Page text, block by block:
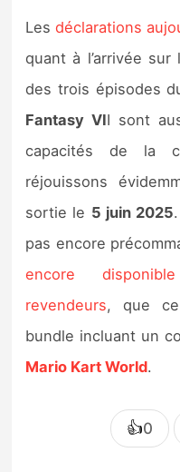
Lesdéclarations
quant à l’arrivée
des trois épisodes
Fantasy VII sont
capacités de la
réjouissons
sortie le 5 juin 2025
pas encore
encore
revendeurs, que
bundle incluant un
Mario Kart World.
👍0